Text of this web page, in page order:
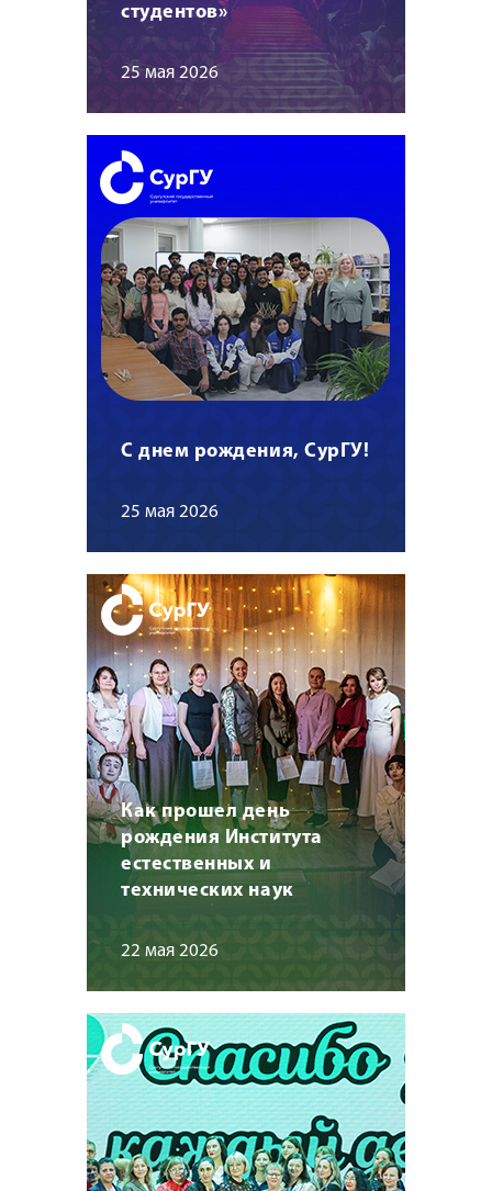
студентов»
25 мая 2026
С днем рождения, СурГУ!
25 мая 2026
Как прошел день
рождения Института
естественных и
технических наук
22 мая 2026